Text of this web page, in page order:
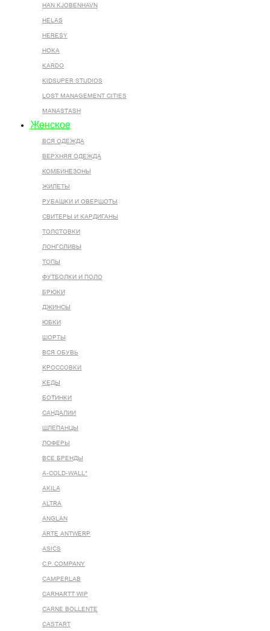
HAN KJOBENHAVN
HELAS
HERESY
HOKA
KARDO
KIDSUPER STUDIOS
LOST MANAGEMENT CITIES
MANASTASH
Женское
ВСЯ ОДЕЖДА
ВЕРХНЯЯ ОДЕЖДА
КОМБИНЕЗОНЫ
ЖИЛЕТЫ
РУБАШКИ И ОВЕРШОТЫ
СВИТЕРЫ И КАРДИГАНЫ
ТОЛСТОВКИ
ЛОНГСЛИВЫ
ТОПЫ
ФУТБОЛКИ И ПОЛО
БРЮКИ
ДЖИНСЫ
ЮБКИ
ШОРТЫ
ВСЯ ОБУВЬ
КРОССОВКИ
КЕДЫ
БОТИНКИ
САНДАЛИИ
ШЛЕПАНЦЫ
ЛОФЕРЫ
ВСЕ БРЕНДЫ
A-COLD-WALL*
AKILA
ALTRA
ANGLAN
ARTE ANTWERP
ASICS
C.P. COMPANY
CAMPERLAB
CARHARTT WIP
CARNE BOLLENTE
CASTART